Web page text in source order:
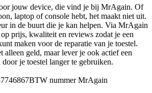
jouw device, die vind je bij MrAgain. Of
laptop of console hebt, het maakt niet uit.
in de buurt die je kan helpen. Via MrAgain
prijs, kwaliteit en reviews zodat je een
maken voor de reparatie van je toestel.
alleen geld, maar lever je ook actief een
je toestel langer te gebruiken.
BTW nummer MrAgain